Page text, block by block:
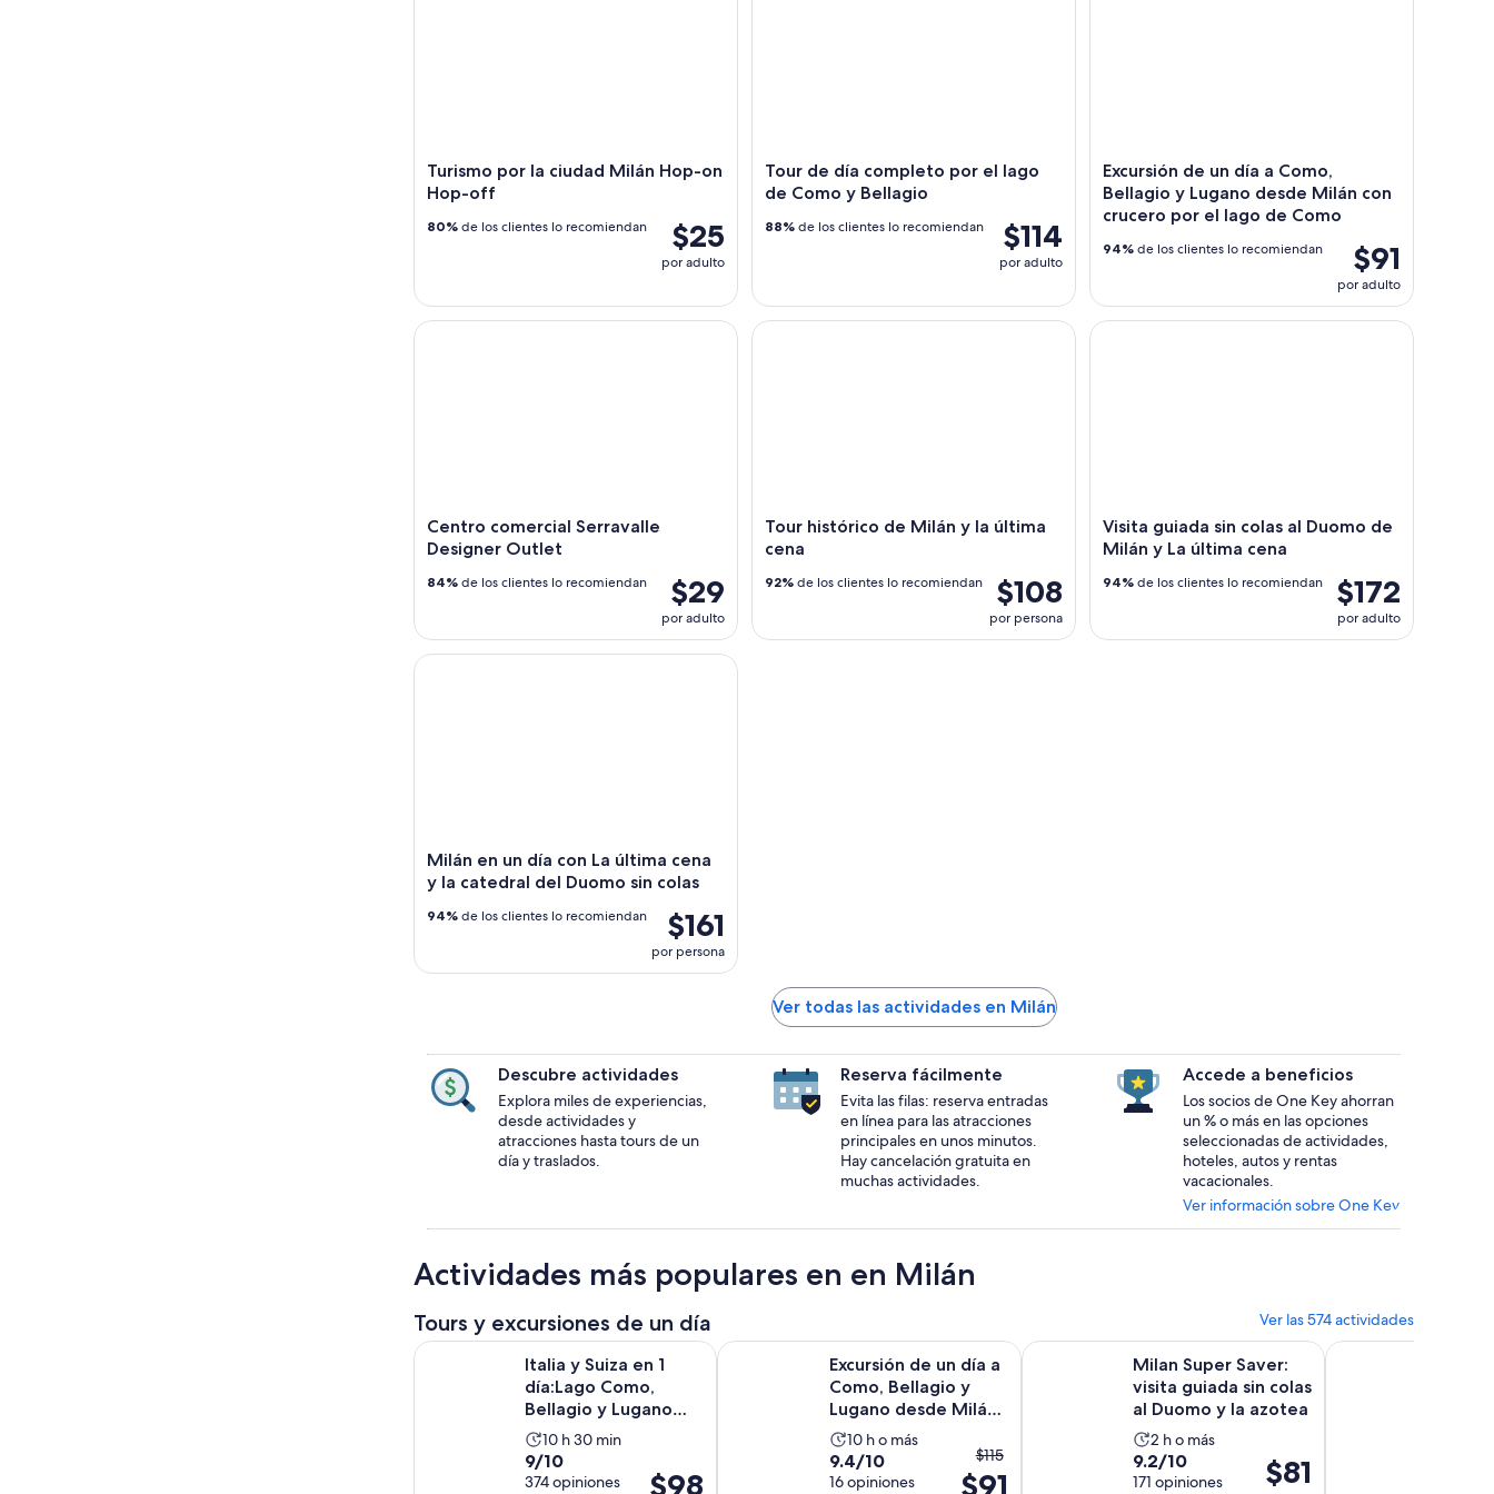
Turismo por la ciudad Milán Hop-on
Hop-off
$25
por adulto
80% de los clientes lo recomiendan
Tour de día completo por el lago
de Como y Bellagio
$114
por adulto
88% de los clientes lo recomiendan
Excursión de un día a Como,
Bellagio y Lugano desde Milán con
crucero por el lago de Como
$91
por adulto
94% de los clientes lo recomiendan
Centro comercial Serravalle
Designer Outlet
$29
por adulto
84% de los clientes lo recomiendan
Centro comercial Serravalle Designer Outlet
Tour histórico de Milán y la última
cena
$108
por persona
92% de los clientes lo recomiendan
Tour histórico de Milán y la última cena
Visita guiada sin colas al Duomo de
Milán y La última cena
$172
por adulto
94% de los clientes lo recomiendan
Visita guiada sin colas al Duomo de Milán y La
Milán en un día con La última cena
y la catedral del Duomo sin colas
$161
por persona
94% de los clientes lo recomiendan
Milán en un día con La última cena y la catedral del Duomo sin colas
Ver todas las actividades en Milán
Descubre actividades
Explora miles de experiencias,
desde actividades y
atracciones hasta tours de un
día y traslados.
Reserva fácilmente
Evita las filas: reserva entradas
en línea para las atracciones
principales en unos minutos.
Hay cancelación gratuita en
muchas actividades.
Accede a beneficios
Los socios de One Key ahorran
un % o más en las opciones
seleccionadas de actividades,
hoteles, autos y rentas
vacacionales.
Ver información sobre One Key
Actividades más populares en en Milán
Tours y excursiones de un día Ver las 574 actividades
Italia y Suiza en 1
día:Lago Como,
Bellagio y Lugano
con barco privado
La
actividad
dura
10 h 30 min
9.0
de
9/10
374 opiniones
El
$98
Italia y Suiza en 1 día:Lago Como, Bellagio y Lugano con barco privado Se abrirá en una nueva pestaña
Excursión de un día a
Como, Bellagio y
Lugano desde Milán
con crucero por e...
La
actividad
dura
10 h o más
9.4
de
9.4/10
16 opiniones
El
precio
$115
$91
Excursión de un día a Como, Bellagio y Lugano desde Milán con crucero por e...
Milan Super Saver:
visita guiada sin colas
al Duomo y la azotea
La
actividad
dura
2 h o más
9.2
de
9.2/10
171 opiniones
El
precio
$81
Milan Super Saver: visita guiada sin colas al Duomo y la
Excursión en tren